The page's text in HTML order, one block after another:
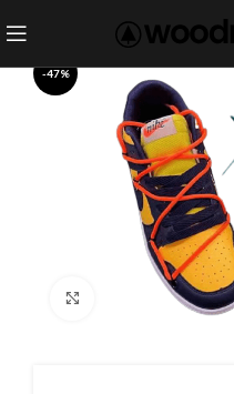
-47%
Click to enlarge